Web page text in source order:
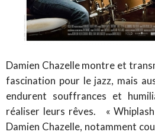
Damien Chazelle montre et
fascination pour le jazz, mais
endurent souffrances et
réaliser leurs rêves. «
Damien Chazelle, notamment